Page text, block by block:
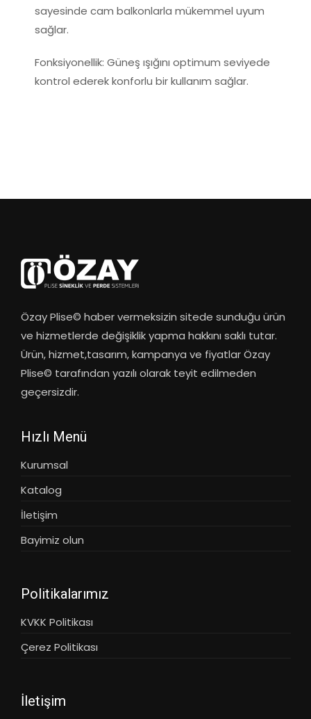
sayesinde cam balkonlarla mükemmel uyum
sağlar.
Fonksiyonellik: Güneş ışığını optimum seviyede
kontrol ederek konforlu bir kullanım sağlar.
Özay Plise© haber vermeksizin sitede sunduğu ürün
ve hizmetlerde değişiklik yapma hakkını saklı tutar.
Ürün, hizmet,tasarım, kampanya ve fiyatlar Özay
Plise© tarafından yazılı olarak teyit edilmeden
geçersizdir.
Hızlı Menü
Kurumsal
Katalog
İletişim
Bayimiz olun
Politikalarımız
KVKK Politikası
Çerez Politikası
İletişim